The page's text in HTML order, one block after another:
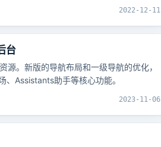
2022-12-11
台
。新版的导航布局和一级导航的优化，
Assistants助手等核心功能。
2023-11-06